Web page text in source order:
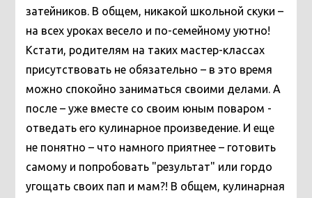
затейников. В общем, никакой школьной скуки –
на всех уроках весело и по-семейному уютно!
Кстати, родителям на таких мастер-классах
присутствовать не обязательно – в это время
можно спокойно заниматься своими делами. А
после – уже вместе со своим юным поваром -
отведать его кулинарное произведение. И еще
не понятно – что намного приятнее – готовить
самому и попробовать "результат" или гордо
угощать своих пап и мам?! В общем, кулинарная